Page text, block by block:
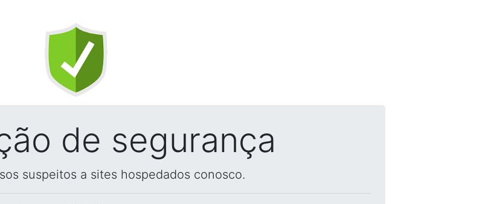
de segurança
suspeitos a sites hospedados conosco.